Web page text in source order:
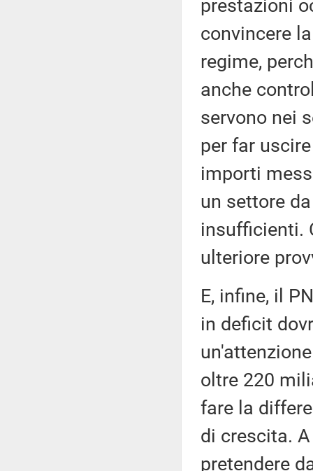
prestazioni
convincere
regime,
anche
servono nei
per far
importi
un settore
insufficienti.
ulteriore
E, infine, il
in deficit
oltre 220
fare la
di crescita.
pretendere